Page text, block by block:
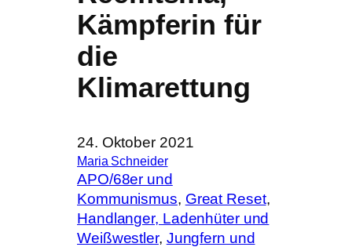
Kämpferin für
die
Klimarettung
24. Oktober 2021
Maria Schneider
APO/68er und
Kommunismus, Great Reset
Handlanger, Ladenhüter und
Weißwestler, Jungfern und